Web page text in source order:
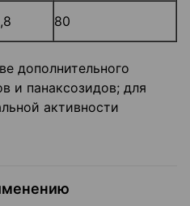
80
дополнительного
и панаксозидов; для
активности